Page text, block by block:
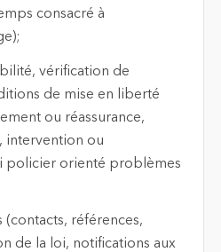
consacré à
vérification de
de mise en liberté
ou réassurance,
intervention ou
policier orienté problèmes
(contacts, références,
de la loi, notifications aux